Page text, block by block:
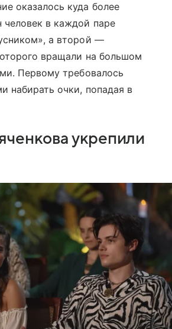
оказалось куда более
в каждой паре
а второй —
вращали на большом
Первому требовалось
набирать очки, попадая в
укрепили